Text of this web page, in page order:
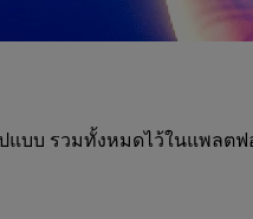
ปแบบ รวมทั้งหมดไว้ในแพลตฟ